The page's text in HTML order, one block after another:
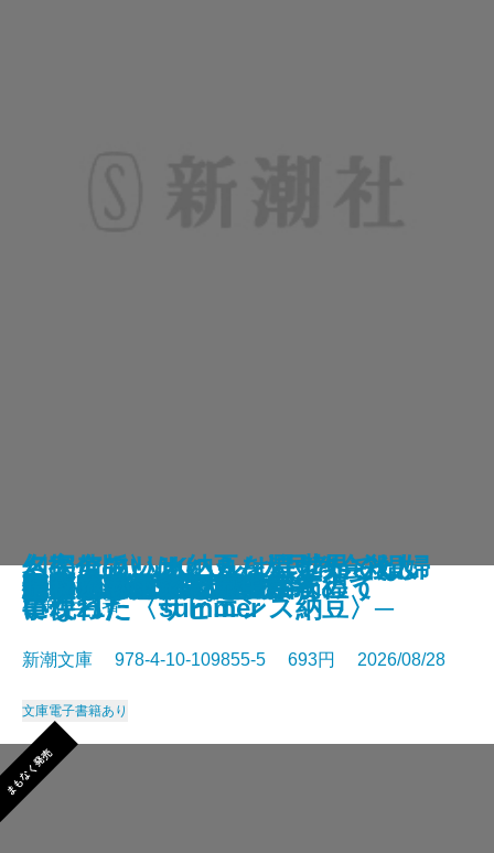
幽冥の岸 十二国記
未知なるカダスを夢に求めて
さよならの言い方なんて知らな
い。11
龍ノ国幻想9 天恵の命
神と王1 亡国の書
人魚屋敷の殺人
悪徳もまた
善人たち
わたしが・棄てた・女
きまぐれカプセル
星新一／著
新潮文庫 978-4-10-109855-5 693円 2026/08/28
文庫電子書籍あり
まもなく発売
一夜─隠蔽捜査10─
夢ノ町本通り─文庫版─
フィレンツェに悪魔が彷徨う
その他の危険
〈完全版〉JKハルは異世界で娼婦
になった summer
人喰いパンダ殺人事件
幻のアフリカ納豆を追え！─そし
て現れた〈サピエンス納豆〉─
色ざんげ
晴れでも雨でも昆虫学者
名探偵のいけにえ─人民教会殺人
事件─